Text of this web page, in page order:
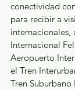
conectividad
para recibir a
internacionales,
Internacional
Aeropuerto
el Tren
Tren Suburbano